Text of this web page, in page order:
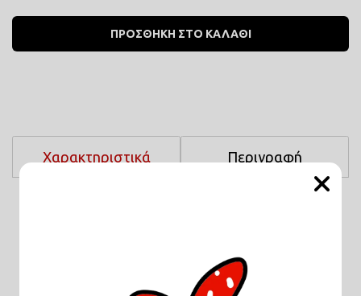
ΠΡΟΣΘΗΚΗ ΣΤΟ ΚΑΛΑΘΙ
Χαρακτηριστικά Περιγραφή
Σχετικά Προϊόντα